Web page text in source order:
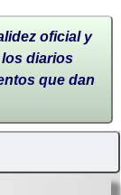
oficial y
diarios
que dan